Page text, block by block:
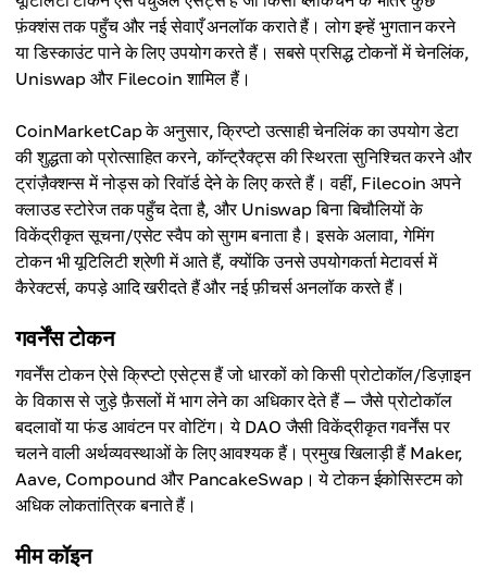
फ़ंक्शंस तक पहुँच और नई सेवाएँ अनलॉक कराते हैं। लोग इन्हें भुगतान करने
या डिस्काउंट पाने के लिए उपयोग करते हैं। सबसे प्रसिद्ध टोकनों में चेनलिंक,
Uniswap और Filecoin शामिल हैं।
CoinMarketCap के अनुसार, क्रिप्टो उत्साही चेनलिंक का उपयोग डेटा
की शुद्धता को प्रोत्साहित करने, कॉन्ट्रैक्ट्स की स्थिरता सुनिश्चित करने और
ट्रांज़ैक्शन्स में नोड्स को रिवॉर्ड देने के लिए करते हैं। वहीं, Filecoin अपने
क्लाउड स्टोरेज तक पहुँच देता है, और Uniswap बिना बिचौलियों के
विकेंद्रीकृत सूचना/एसेट स्वैप को सुगम बनाता है। इसके अलावा, गेमिंग
टोकन भी यूटिलिटी श्रेणी में आते हैं, क्योंकि उनसे उपयोगकर्ता मेटावर्स में
कैरेक्टर्स, कपड़े आदि खरीदते हैं और नई फ़ीचर्स अनलॉक करते हैं।
गवर्नेंस टोकन
गवर्नेंस टोकन ऐसे क्रिप्टो एसेट्स हैं जो धारकों को किसी प्रोटोकॉल/डिज़ाइन
के विकास से जुड़े फ़ैसलों में भाग लेने का अधिकार देते हैं — जैसे प्रोटोकॉल
बदलावों या फंड आवंटन पर वोटिंग। ये DAO जैसी विकेंद्रीकृत गवर्नेंस पर
चलने वाली अर्थव्यवस्थाओं के लिए आवश्यक हैं। प्रमुख खिलाड़ी हैं Maker,
Aave, Compound और PancakeSwap। ये टोकन ईकोसिस्टम को
अधिक लोकतांत्रिक बनाते हैं।
मीम कॉइन